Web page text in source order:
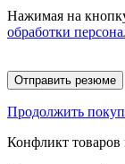
Нажимая на
обработки
Отправить резюме
Продолжить
Конфликт товаров